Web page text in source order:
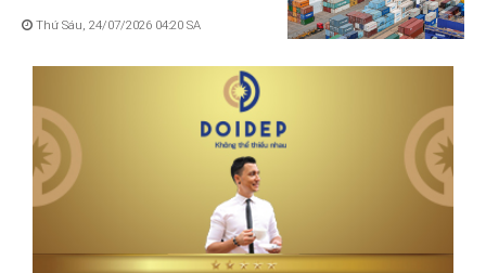
Thứ Sáu, 24/07/2026 04:20 SA